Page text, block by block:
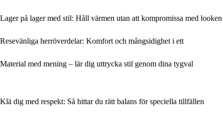
Lager på lager med stil: Håll värmen utan att kompromissa med looken
Resevänliga herröverdelar: Komfort och mångsidighet i ett
Material med mening – lär dig uttrycka stil genom dina tygval
Klä dig med respekt: Så hittar du rätt balans för speciella tillfällen